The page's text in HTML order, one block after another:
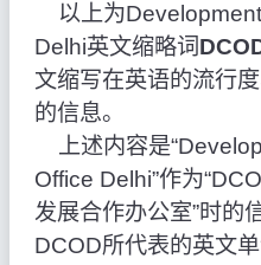
以上为
Delhi英文缩略词
文缩写在英语的流行
的信息。
上述内容是
Office Delhi”作为
发展合作办公室”时的
DCOD所代表的英文